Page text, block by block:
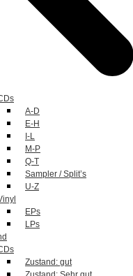
A-D
E-H
I-L
M-P
Q-T
Sampler / Split’s
U-Z
EPs
LPs
Zustand: gut